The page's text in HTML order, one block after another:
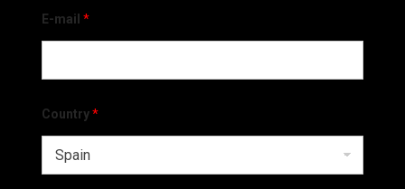
E-mail *
Country*